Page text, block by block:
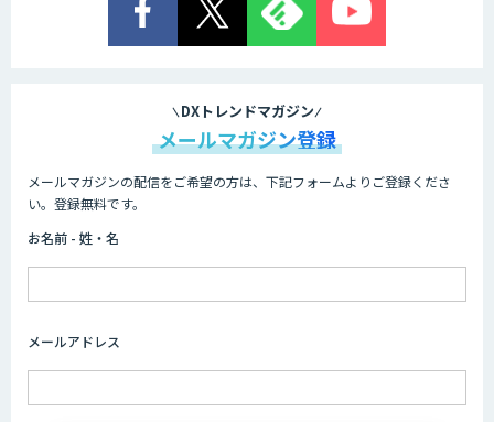
DXトレンドマガジン
メールマガジン登録
メールマガジンの配信をご希望の方は、下記フォームよりご登録くださ
い。登録無料です。
お名前 - 姓・名
メールアドレス